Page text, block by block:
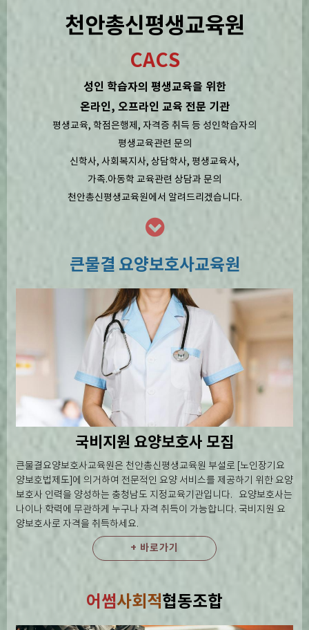
천안총신평생교육원
CACS
성인 학습자의 평생교육을 위한
온라인, 오프라인 교육 전문 기관
평생교육, 학점은행제, 자격증 취득 등 성인학습자의
평생교육관련 문의
신학사, 사회복지사, 상담학사, 평생교육사,
가족.아동학 교육관련 상담과 문의
천안총신평생교육원에서 알려드리겠습니다.
큰물결 요양보호사교육원
국비지원 요양보호사 모집
큰물결요양보호사교육원은 천안총신평생교육원 부설로 [노인장기요
양보호법제도]에 의거하여 전문적인 요양 서비스를 제공하기 위한 요양
보호사 인력을 양성하는 충청남도 지정교육기관입니다. 요양보호사는
나이나 학력에 무관하게 누구나 자격 취득이 가능합니다. 국비지원 요
양보호사로 자격을 취득하세요.
+ 바로가기
어썸사회적협동조합